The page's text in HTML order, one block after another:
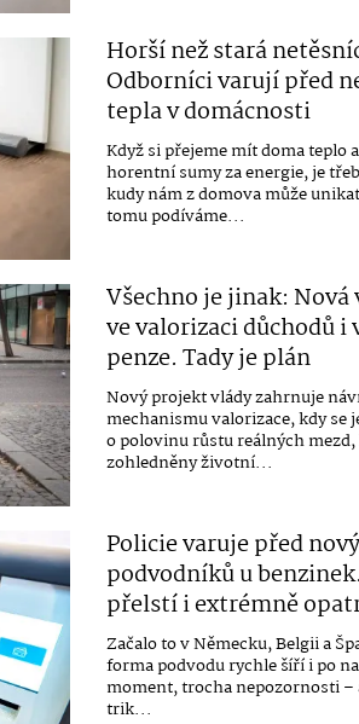
Horší než stará
Odborníci varují před
tepla v domácnosti
Když si přejeme mít doma teplo
horentní sumy za energie, je
kudy nám z domova může
tomu podíváme...
Všechno je jinak:
ve valorizaci důchodů i
penze. Tady je plán
Nový projekt vlády zahrnuje
mechanismu valorizace, kdy se
o polovinu růstu reálných
zohledněny životní...
Policie varuje před
podvodníků u
přelstí i extrémně
Začalo to v Německu, Belgii a
forma podvodu rychle šíří i po
moment, trocha nepozornosti –
trik...